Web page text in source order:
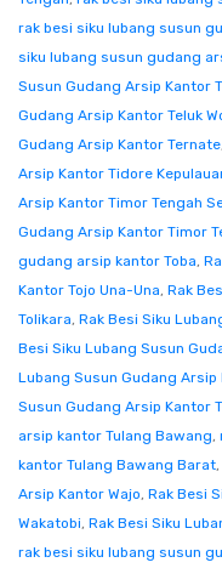
rak besi siku lubang susun
siku lubang susun gudang
Susun Gudang Arsip Kantor
Gudang Arsip Kantor Teluk
Gudang Arsip Kantor Ternate
Arsip Kantor Tidore
Arsip Kantor Timor Tengah
Gudang Arsip Kantor Timor
gudang arsip kantor Toba,
Kantor Tojo Una-Una, Rak
Tolikara, Rak Besi Siku
Besi Siku Lubang Susun
Lubang Susun Gudang Arsip
Susun Gudang Arsip Kantor
arsip kantor Tulang Bawang,
kantor Tulang Bawang Barat,
Arsip Kantor Wajo, Rak Besi
Wakatobi, Rak Besi Siku
rak besi siku lubang susun